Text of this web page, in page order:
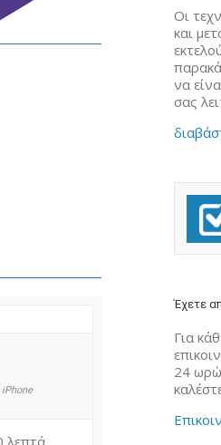
Οι
και
να
σας
Έχετε
Για
24